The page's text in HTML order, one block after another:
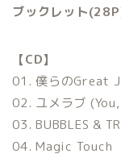
ブックレット
【CD】
01. 僕らのGreat
02. ユメラブ
03. BUBBLES &
04. Magic Touch